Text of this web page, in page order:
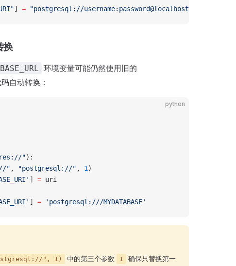
] = "postgresql://username:password@localhost:5432/dbname"
换
环境变量可能仍然使用旧的
自动转换：
python
"):
" , "postgresql://" , 1 )
] = uri
] = 'postgresql:///MYDATABASE'
", 1) 中的第三个参数 1
确保只替换第一